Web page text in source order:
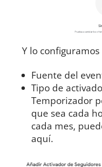
Y lo configuramos
Fuente del
Tipo de
Temporizador
que sea cada
cada mes,
aquí.